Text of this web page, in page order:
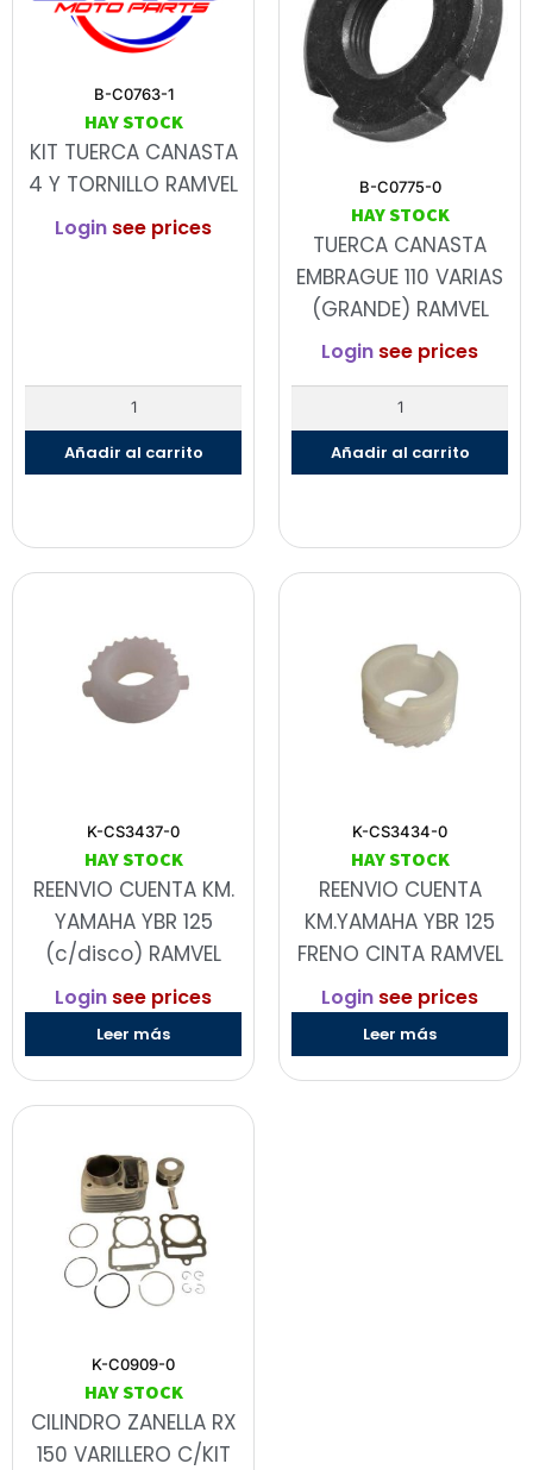
B-C0763-1
HAY STOCK
KIT TUERCA CANASTA
4 Y TORNILLO RAMVEL
Login see prices
Añadir al carrito
B-C0775-0
HAY STOCK
TUERCA CANASTA
EMBRAGUE 110 VARIAS
(GRANDE) RAMVEL
Login see prices
Añadir al carrito
K-CS3437-0
HAY STOCK
REENVIO CUENTA KM.
YAMAHA YBR 125
(c/disco) RAMVEL
Login see prices
Leer más
K-CS3434-0
HAY STOCK
REENVIO CUENTA
KM.YAMAHA YBR 125
FRENO CINTA RAMVEL
Login see prices
Leer más
K-C0909-0
HAY STOCK
CILINDRO ZANELLA RX
150 VARILLERO C/KIT